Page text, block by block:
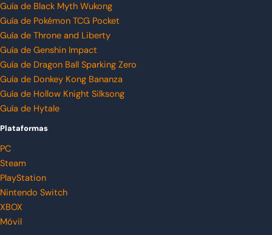
Guía de Black Myth Wukong
Guía de Pokémon TCG Pocket
Guía de Throne and Liberty
Guía de Genshin Impact
Guía de Dragon Ball Sparking Zero
Guía de Donkey Kong Bananza
Guía de Hollow Knight Silksong
Guía de Hytale
Plataformas
PC
Steam
PlayStation
Nintendo Switch
XBOX
Móvil